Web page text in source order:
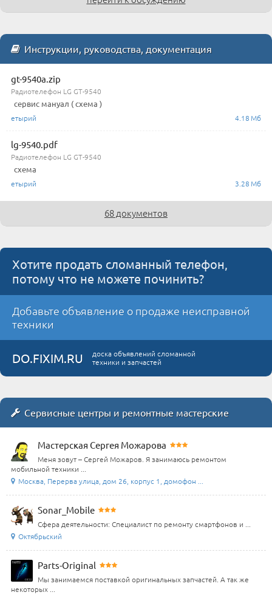
Инструкции, руководства, документация
gt-9540a.zip
Радиотелефон LG GT-9540
сервис мануал ( схема )
етырий 4.18 Мб
lg-9540.pdf
Радиотелефон LG GT-9540
схема
етырий 3.28 Мб
68 документов
Хотите продать сломанный телефон,
потому что не можете починить?
Добавьте объявление о продаже неисправной
техники
DO.FIXIM.RU
доска объявлений сломанной
техники и запчастей
Сервисные центры и ремонтные мастерские
Мастерская Сергея Можарова
Меня зовут – Сергей Можаров. Я занимаюсь ремонтом
мобильной техники ...
Москва, Перерва улица, дом 26, корпус 1, домофон ...
Sonar_Mobile
Сфера деятельности: Специалист по ремонту смартфонов и ...
Октябрьский
Parts-Original
Мы занимаемся поставкой оригинальных запчастей. А так же
некоторых ...